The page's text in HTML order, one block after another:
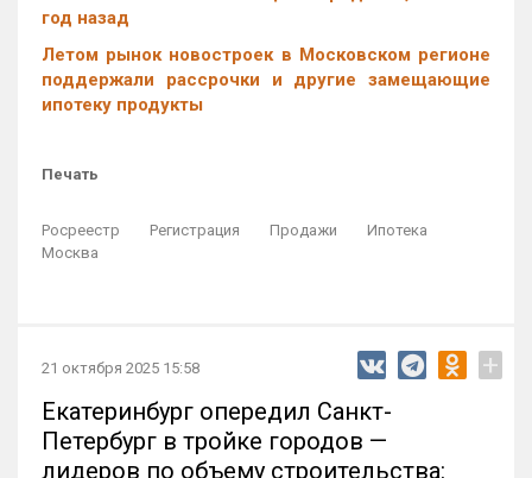
год назад
Летом рынок новостроек в Московском регионе
поддержали рассрочки и другие замещающие
ипотеку продукты
Печать
Росреестр Регистрация Продажи
Ипотека
Москва
21 октября 2025 15:58 +
Екатеринбург опередил Санкт-
Петербург в тройке городов —
лидеров по объему строительства: